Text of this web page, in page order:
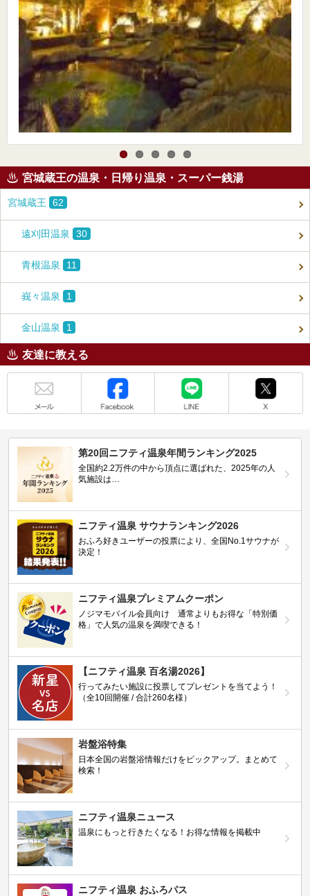
宮城蔵王の温泉・日帰り温泉・スーパー銭湯
宮城蔵王 62
遠刈田温泉 30
青根温泉 11
峩々温泉 1
金山温泉 1
友達に教える
第20回ニフティ温泉年間ランキング2025
全国約2.2万件の中から頂点に選ばれた、2025年の人
気施設は…
ニフティ温泉 サウナランキング2026
おふろ好きユーザーの投票により、全国No.1サウナが
決定！
ニフティ温泉プレミアムクーポン
ノジマモバイル会員向け 通常よりもお得な「特別価
格」で人気の温泉を満喫できる！
【ニフティ温泉 百名湯2026】
行ってみたい施設に投票してプレゼントを当てよう！
（全10回開催 / 合計260名様）
岩盤浴特集
日本全国の岩盤浴情報だけをピックアップ。まとめて
検索！
ニフティ温泉ニュース
温泉にもっと行きたくなる！お得な情報を掲載中
ニフティ温泉 おふろパス